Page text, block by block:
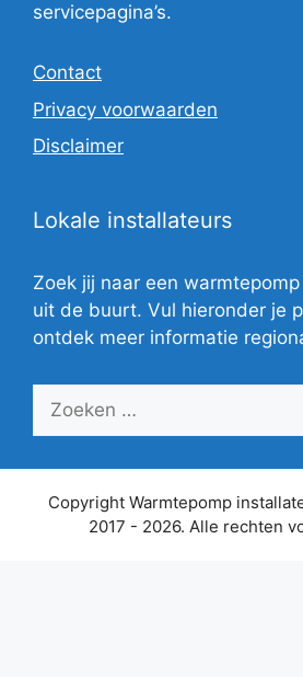
servicepagina’s.
Contact
Privacy voorwaarden
Disclaimer
Lokale installateurs
Zoek jij naar een
uit de buurt. Vul hieronder je
ontdek meer informatie
Zoek
Copyright Warmtepomp
2017 - 2026. Alle rechten